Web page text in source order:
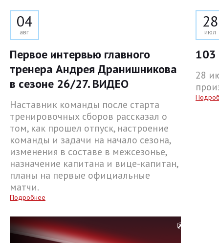
04
авг
Первое интервью главного
тренера Андрея Дранишникова
в сезоне 26/27. ВИДЕО
Наставник команды после старта
тренировочных сборов рассказал о
том, как прошел отпуск, настроение
команды и задачи на начало сезона,
изменения в составе в межсезонье,
назначение капитана и вице-капитан,
планы на первые официальные
матчи.
Подробнее
28
июл
103
28